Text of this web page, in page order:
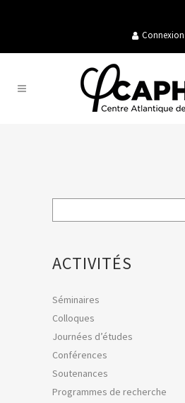
Connexion
ACTIVITÉS
Séminaires
Colloques
Journées d’études
Conférences
Soutenances
Programmes de recherche